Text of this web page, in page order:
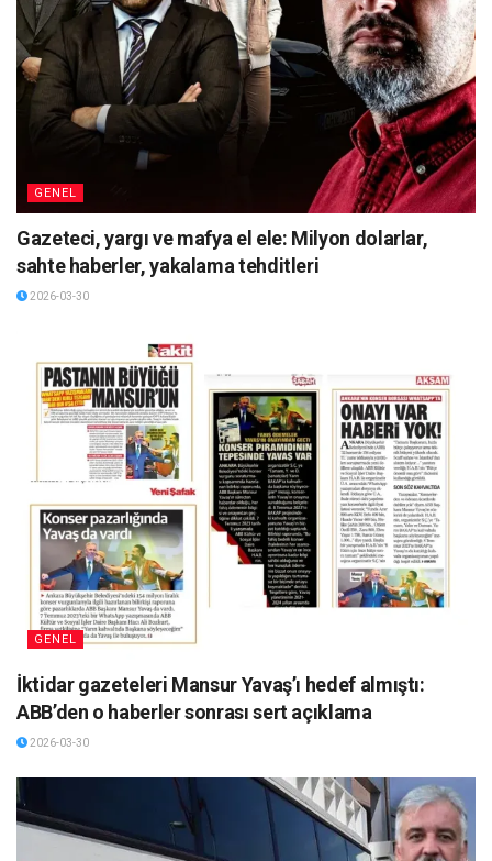
GENEL
Gazeteci, yargı ve mafya el ele: Milyon dolarlar,
sahte haberler, yakalama tehditleri
2026-03-30
GENEL
İktidar gazeteleri Mansur Yavaş’ı hedef almıştı:
ABB’den o haberler sonrası sert açıklama
2026-03-30